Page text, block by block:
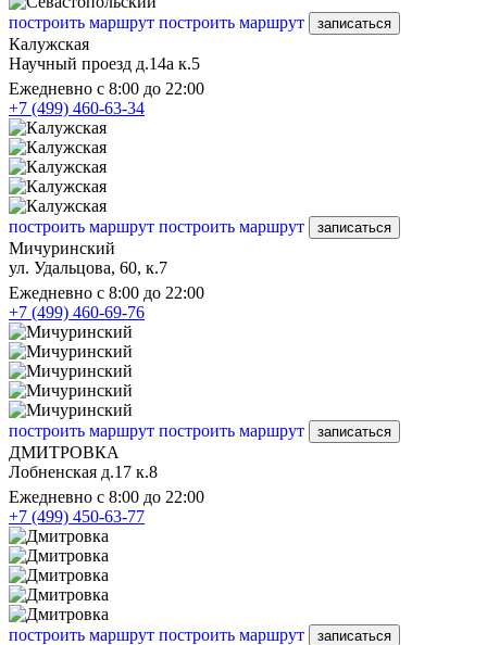
построить маршрут построить маршрут записаться
Калужская
Научный проезд д.14а к.5
Ежедневно с 8:00 до 22:00
+7 (499) 460-63-34
построить маршрут построить маршрут записаться
Мичуринский
ул. Удальцова, 60, к.7
Ежедневно с 8:00 до 22:00
+7 (499) 460-69-76
построить маршрут построить маршрут записаться
ДМИТРОВКА
Лобненская д.17 к.8
Ежедневно с 8:00 до 22:00
+7 (499) 450-63-77
построить маршрут построить маршрут записаться